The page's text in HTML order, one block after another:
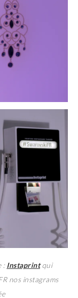
: Instaprintqui
nos instagrams